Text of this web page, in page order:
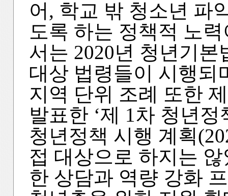
어, 학교 밖 청소년 파
도록 하는 정책적 노
서는 2020년 청년기
대상 법령들이 시행되
지역 단위 조례 또한
발표한 ‘제 1차 청년정
청년정책 시행 계획
접 대상으로 하지는
한 상담과 역량 강화